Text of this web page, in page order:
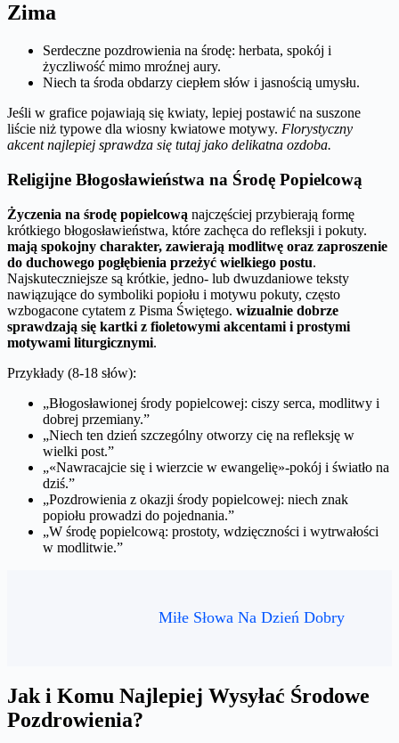
Zima
Serdeczne pozdrowienia na środę: herbata, spokój i
życzliwość mimo mroźnej aury.
Niech ta środa obdarzy ciepłem słów i jasnością umysłu.
Jeśli w grafice pojawiają się kwiaty, lepiej postawić na suszone
liście niż typowe dla wiosny kwiatowe motywy. Florystyczny
akcent najlepiej sprawdza się tutaj jako delikatna ozdoba.
Religijne Błogosławieństwa na Środę Popielcową
Życzenia na środę popielcową najczęściej przybierają formę
krótkiego błogosławieństwa, które zachęca do refleksji i pokuty.
mają spokojny charakter, zawierają modlitwę oraz zaproszenie
do duchowego pogłębienia przeżyć wielkiego postu.
Najskuteczniejsze są krótkie, jedno- lub dwuzdaniowe teksty
nawiązujące do symboliki popiołu i motywu pokuty, często
wzbogacone cytatem z Pisma Świętego. wizualnie dobrze
sprawdzają się kartki z fioletowymi akcentami i prostymi
motywami liturgicznymi.
Przykłady (8-18 słów):
„Błogosławionej środy popielcowej: ciszy serca, modlitwy i
dobrej przemiany.”
„Niech ten dzień szczególny otworzy cię na refleksję w
wielki post.”
„«Nawracajcie się i wierzcie w ewangelię»-pokój i światło na
dziś.”
„Pozdrowienia z okazji środy popielcowej: niech znak
popiołu prowadzi do pojednania.”
„W środę popielcową: prostoty, wdzięczności i wytrwałości
w modlitwie.”
Miłe Słowa Na Dzień Dobry
Jak i Komu Najlepiej Wysyłać Środowe
Pozdrowienia?